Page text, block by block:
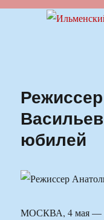
Ильменский
юбилей
МОСКВА, 4 мая —